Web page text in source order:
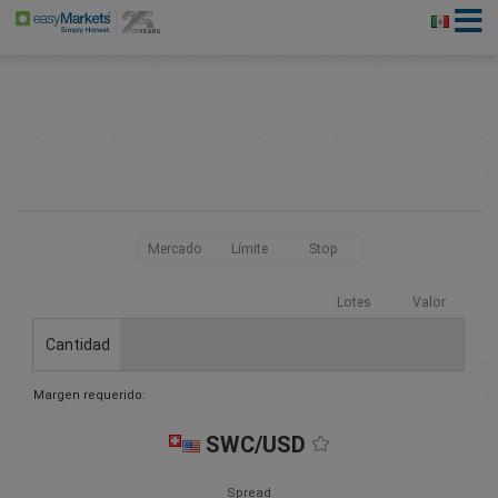
Mercado Límite Stop
Lotes Valor
Cantidad
Margen requerido:
SWC/USD
Spread